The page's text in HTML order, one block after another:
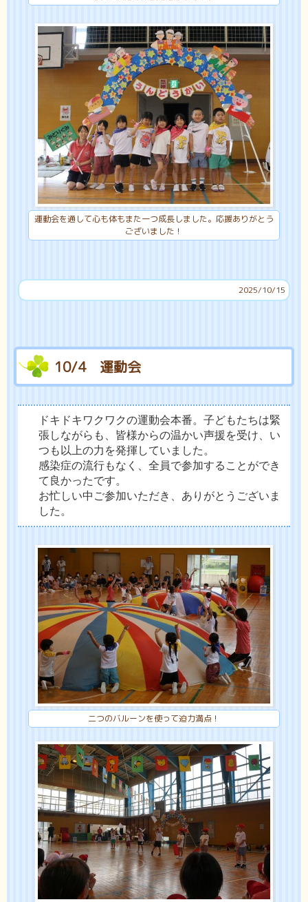
運動会を通して心も体もまた一つ成長しました。応援ありがとう
ございました！
2025/10/15
10/4 運動会
ドキドキワクワクの運動会本番。子どもたちは緊
張しながらも、皆様からの温かい声援を受け、い
つも以上の力を発揮していました。
感染症の流行もなく、全員で参加することができ
て良かったです。
お忙しい中ご参加いただき、ありがとうございま
した。
二つのバルーンを使って迫力満点！